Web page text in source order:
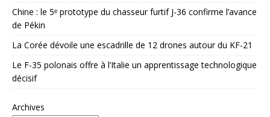
Chine : le 5ᵉ prototype du chasseur furtif J-36 confirme l’avance
de Pékin
La Corée dévoile une escadrille de 12 drones autour du KF-21
Le F-35 polonais offre à l’Italie un apprentissage technologique
décisif
Archives